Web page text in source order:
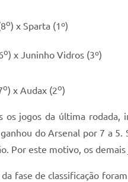
o) x Sparta (1º)
o) x Juninho Vidros (3º)
o) x Audax (2o)
jogos da última rodada,
do Arsenal por 7 a
Por este motivo, os
fase de classificação